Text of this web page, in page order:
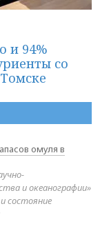
и 94%
со
омуля в
и океанографии»
состояние